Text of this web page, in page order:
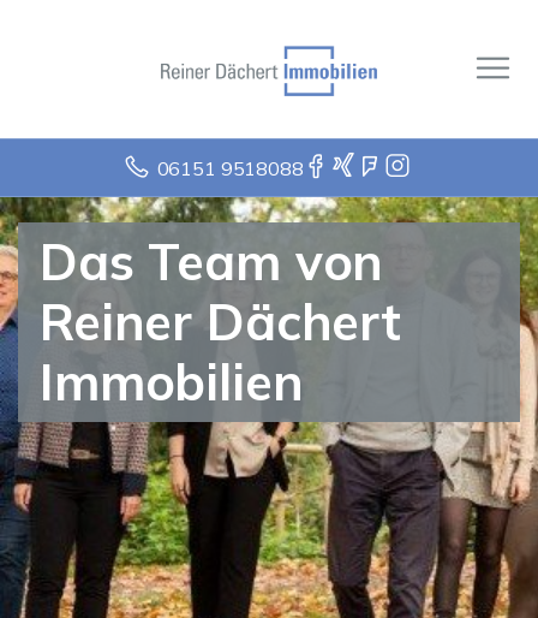
06151 9518088
Das Team von
Reiner Dächert
Immobilien